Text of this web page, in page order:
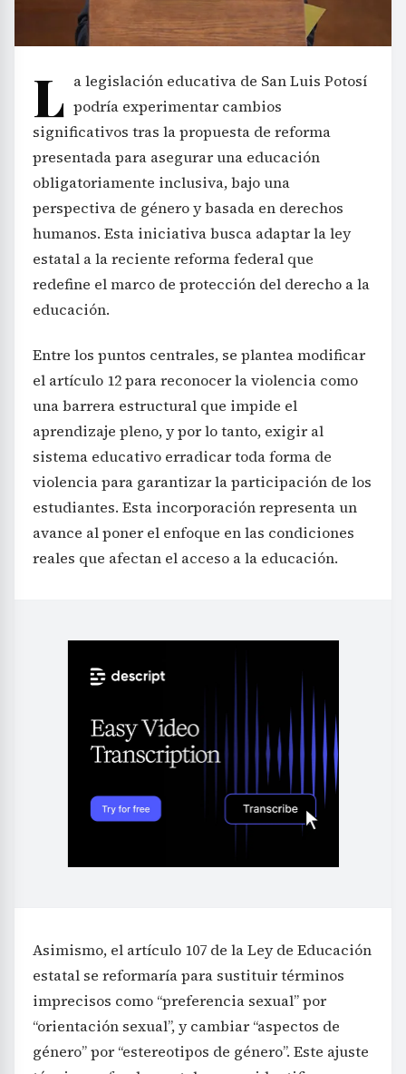
L a legislación educativa de San Luis Potosí
podría experimentar cambios
significativos tras la propuesta de reforma
presentada para asegurar una educación
obligatoriamente inclusiva, bajo una
perspectiva de género y basada en derechos
humanos. Esta iniciativa busca adaptar la ley
estatal a la reciente reforma federal que
redefine el marco de protección del derecho a la
educación.
Entre los puntos centrales, se plantea modificar
el artículo 12 para reconocer la violencia como
una barrera estructural que impide el
aprendizaje pleno, y por lo tanto, exigir al
sistema educativo erradicar toda forma de
violencia para garantizar la participación de los
estudiantes. Esta incorporación representa un
avance al poner el enfoque en las condiciones
reales que afectan el acceso a la educación.
Asimismo, el artículo 107 de la Ley de Educación
estatal se reformaría para sustituir términos
imprecisos como “preferencia sexual” por
“orientación sexual”, y cambiar “aspectos de
género” por “estereotipos de género”. Este ajuste